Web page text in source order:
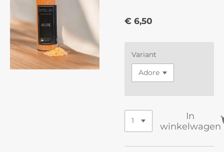
€ 6,50
Variant
In
winkelwagen